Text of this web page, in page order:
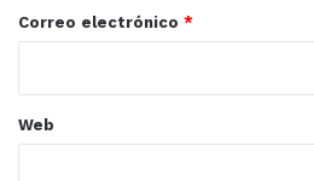
*
Correo electrónico *
Web